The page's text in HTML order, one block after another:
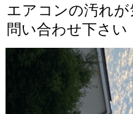
エアコンの汚れ
問い合わせ下さい